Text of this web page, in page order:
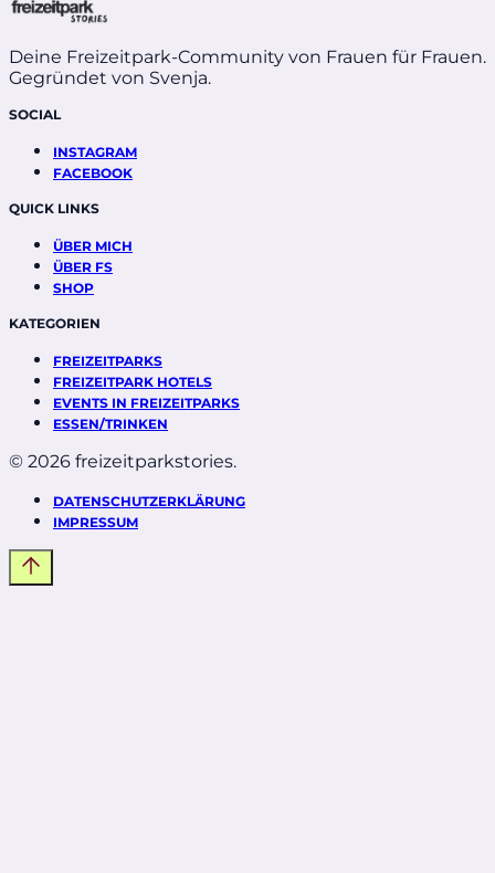
Deine Freizeitpark-Community von Frauen für Frauen.
Gegründet von Svenja.
SOCIAL
INSTAGRAM
FACEBOOK
QUICK LINKS
ÜBER MICH
ÜBER FS
SHOP
KATEGORIEN
FREIZEITPARKS
FREIZEITPARK HOTELS
EVENTS IN FREIZEITPARKS
ESSEN/TRINKEN
© 2026 freizeitparkstories.
DATENSCHUTZERKLÄRUNG
IMPRESSUM